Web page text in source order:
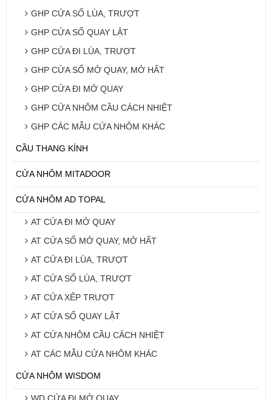
GHP CỬA SỔ LÙA, TRƯỢT
GHP CỬA SỔ QUAY LẬT
GHP CỬA ĐI LÙA, TRƯỢT
GHP CỬA SỔ MỞ QUAY, MỞ HẤT
GHP CỬA ĐI MỞ QUAY
GHP CỬA NHÔM CẦU CÁCH NHIỆT
GHP CÁC MẪU CỬA NHÔM KHÁC
CẦU THANG KÍNH
CỬA NHÔM MITADOOR
CỬA NHÔM AD TOPAL
AT CỬA ĐI MỞ QUAY
AT CỬA SỔ MỞ QUAY, MỞ HẤT
AT CỬA ĐI LÙA, TRƯỢT
AT CỬA SỔ LÙA, TRƯỢT
AT CỬA XẾP TRƯỢT
AT CỬA SỔ QUAY LẬT
AT CỬA NHÔM CẦU CÁCH NHIỆT
AT CÁC MẪU CỬA NHÔM KHÁC
CỬA NHÔM WISDOM